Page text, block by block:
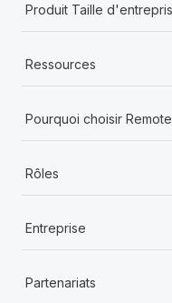
Produit Taille
Ressources
Pourquoi choisir
Rôles
Entreprise
Partenariats